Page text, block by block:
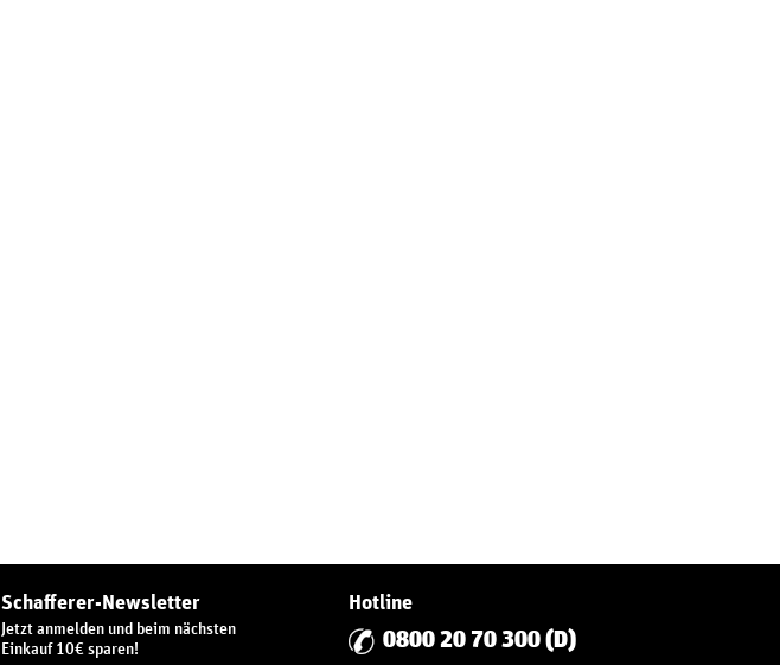
Schafferer-Newsletter
Jetzt anmelden und beim nächsten
Einkauf 10€ sparen!
Hotline
0800 20 70 300 (D)